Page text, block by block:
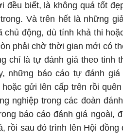
đều biết, là không quá tốt
Và trên hết là những
chủ động, dù tính khả thi
phải chờ thời gian mới có
chỉ là tự đánh giá theo tinh
những báo cáo tự đánh
gửi lên cấp trên rồi
nghiệp trong các đoàn
báo cáo đánh giá ngoài,
rồi sau đó trình lên Hội